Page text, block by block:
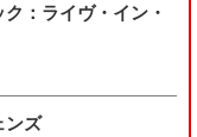
：ライヴ・イン・
ンズ